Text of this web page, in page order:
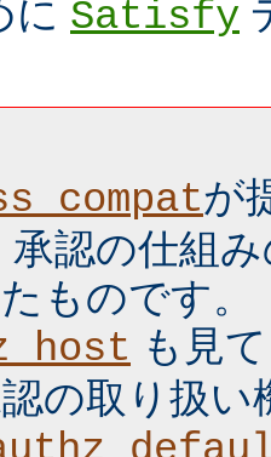
に Satisfy
が
承認の仕組
ものです。
も見
の取り扱